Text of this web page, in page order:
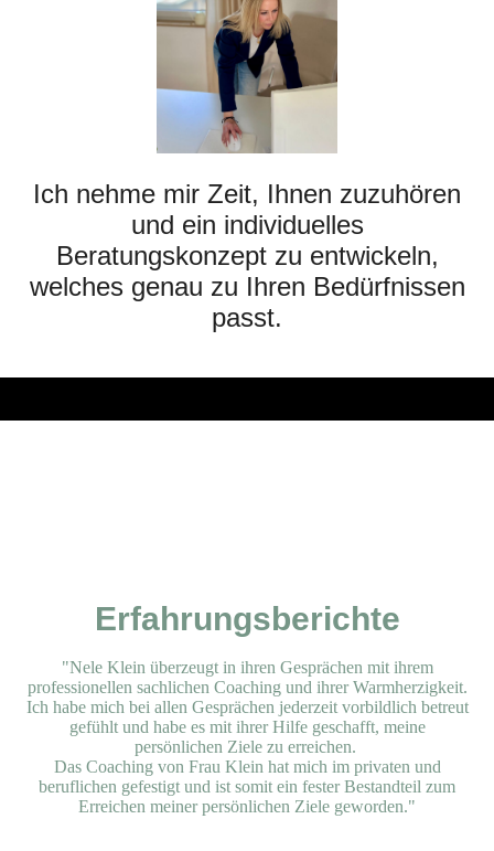
Ich nehme mir Zeit, Ihnen zuzuhören
und ein individuelles
Beratungskonzept zu entwickeln,
welches genau zu Ihren Bedürfnissen
passt.
Erfahrungsberichte
"Nele Klein überzeugt in ihren Gesprächen mit ihrem
professionellen sachlichen Coaching und ihrer Warmherzigkeit.
Ich habe mich bei allen Gesprächen jederzeit vorbildlich betreut
gefühlt und habe es mit ihrer Hilfe geschafft, meine
persönlichen Ziele zu erreichen.
Das Coaching von Frau Klein hat mich im privaten und
beruflichen gefestigt und ist somit ein fester Bestandteil zum
Erreichen meiner persönlichen Ziele geworden."